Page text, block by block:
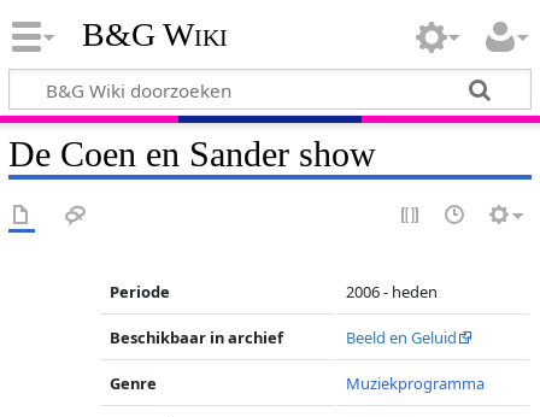
B&G Wiki
De Coen en Sander show
Periode 2006 - heden
Beschikbaar in archief Beeld en Geluid
Genre Muziekprogramma